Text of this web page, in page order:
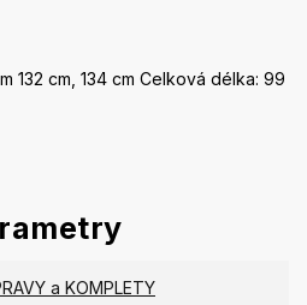
132 cm, 134 cm Celková délka: 99
a KOMPLETY